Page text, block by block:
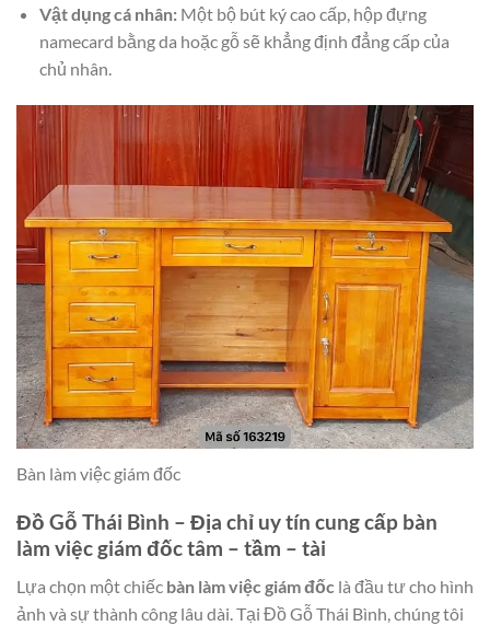
Vật dụng cá nhân:Một bộ bút ký cao cấp, hộp đựng
namecard bằng da hoặc gỗ sẽ khẳng định đẳng cấp của
chủ nhân.
Bàn làm việc giám đốc
Đồ Gỗ Thái Bình – Địa chỉ uy tín cung cấp bàn
làm việc giám đốc tâm – tầm – tài
Lựa chọn một chiếc bàn làm việc giám đốc là đầu tư cho hình
ảnh và sự thành công lâu dài. Tại Đồ Gỗ Thái Bình, chúng tôi